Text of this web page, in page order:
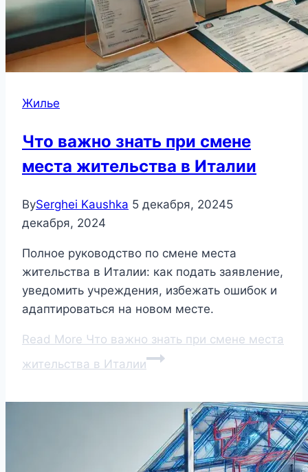
Жилье
Что важно знать при смене
места жительства в Италии
BySerghei Kaushka 5 декабря, 20245
декабря, 2024
Полное руководство по смене места
жительства в Италии: как подать заявление,
уведомить учреждения, избежать ошибок и
адаптироваться на новом месте.
Read More Что важно знать при смене места
жительства в Италии